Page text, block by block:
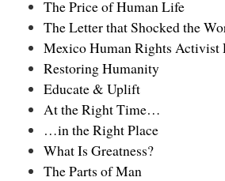
The Price of Human Life
The Letter that Shocked the
Mexico Human Rights Activist
Restoring Humanity
Educate & Uplift
At the Right Time…
…in the Right Place
What Is Greatness?
The Parts of Man